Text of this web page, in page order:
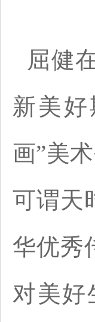
屈健
新美好
画”美
可谓天
华优秀
对美好